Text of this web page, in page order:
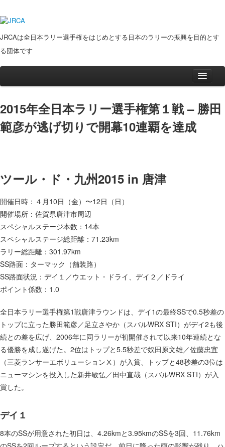
JRCAは全日本ラリー選手権をはじめとする日本のラリーの振興を目的とす
る団体です
スケジュール
ポイント表
観戦ガイド
ラリー観戦準備５カ条
ガイドブックPDF
全日本ラリーの基礎知識
全日本ラリーの基礎知識
ラリーとは
クラス区分
ラリーの流れ
ラリーカーの装備
ラリーを観戦するには
JRCAについて
議事録
2015年全日本ラリー選手権第１戦 – 勝田
範彦が逃げ切りで開幕10連覇を達成
ツール・ド・九州2015 in 唐津
開催日時：４月10日（金）〜12日（日）
開催場所：佐賀県唐津市周辺
スペシャルステージ本数：14本
スペシャルステージ総距離：71.23km
ラリー総距離：301.97km
SS路面：ターマック（舗装路）
SS路面状況：デイ１／ウエット・ドライ、デイ２／ドライ
ポイント係数：1.0
全日本ラリー選手権第1戦唐津ラウンドは、デイ1の最終SSで0.5秒差の
トップに立った勝田範彦／足立さやか（スバルWRX STI）がデイ2も後
続との差を広げ、2006年に同ラリーが初開催されて以来10年連続とな
る優勝を成し遂げた。2位はトップと5.5秒差で奴田原文雄／佐藤忠宜
（三菱ランサーエボリューションⅩ）が入賞、トップと48秒差の3位は
ニューマシンを投入した新井敏弘／田中直哉（スバルWRX STI）が入
賞した。
デイ１
8本のSSが用意された初日は、4.26kmと3.95kmのSSを3回、11.76km